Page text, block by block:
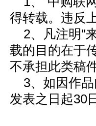
得转载。违反
2、凡注明"
载的目的在于
不承担此类稿
3、如因作
发表之日起30